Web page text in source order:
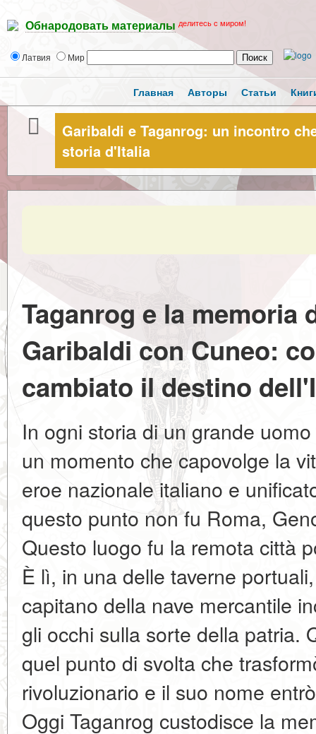
Обнародовать материалы делитесь с миром!
Латвия Мир
Главная Авторы Статьи
Garibaldi e Taganrog: un incontro
storia d'Italia
Taganrog e la memoria
Garibaldi con Cuneo:
cambiato il destino
In ogni storia di un grande
un momento che capovolge la
eroe nazionale italiano e
questo punto non fu Roma,
Questo luogo fu la remota città
È lì, in una delle taverne
capitano della nave mercantile
gli occhi sulla sorte della patria.
quel punto di svolta che
rivoluzionario e il suo nome
Oggi Taganrog custodisce la